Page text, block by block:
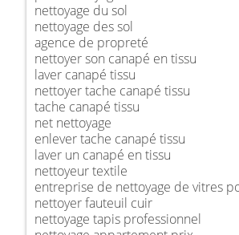
nettoyage du sol
nettoyage des sol
agence de propreté
nettoyer son canapé en tissu
laver canapé tissu
nettoyer tache canapé tissu
tache canapé tissu
net nettoyage
enlever tache canapé tissu
laver un canapé en tissu
nettoyeur textile
entreprise de nettoyage de vitres
nettoyer fauteuil cuir
nettoyage tapis professionnel